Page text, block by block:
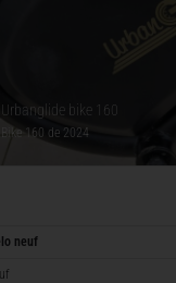
Urbanglide bike 160
Bike 160 de 2024
neuf